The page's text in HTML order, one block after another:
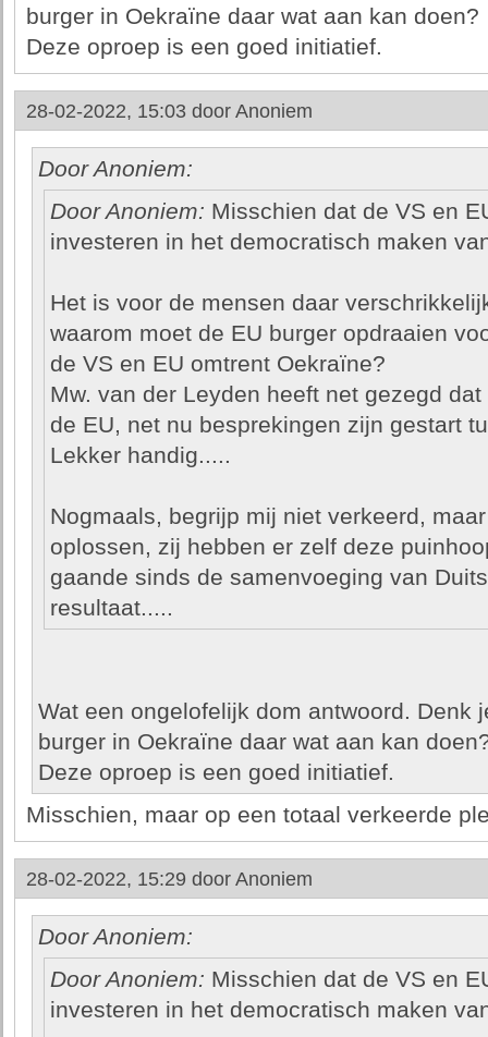
burger in Oekraïne daar wat aan kan doen?
Deze oproep is een goed initiatief.
28-02-2022, 15:03 door Anoniem
Door Anoniem:
Door Anoniem: Misschien dat de VS en
investeren in het democratisch maken
Het is voor de mensen daar
waarom moet de EU burger opdraaien
de VS en EU omtrent Oekraïne?
Mw. van der Leyden heeft net gezegd
de EU, net nu besprekingen zijn gestart
Lekker handig.....
Nogmaals, begrijp mij niet verkeerd,
oplossen, zij hebben er zelf deze
gaande sinds de samenvoeging van
resultaat.....
Wat een ongelofelijk dom antwoord. Denk
burger in Oekraïne daar wat aan kan
Deze oproep is een goed initiatief.
Misschien, maar op een totaal verkeerde
28-02-2022, 15:29 door Anoniem
Door Anoniem:
Door Anoniem: Misschien dat de VS en
investeren in het democratisch maken